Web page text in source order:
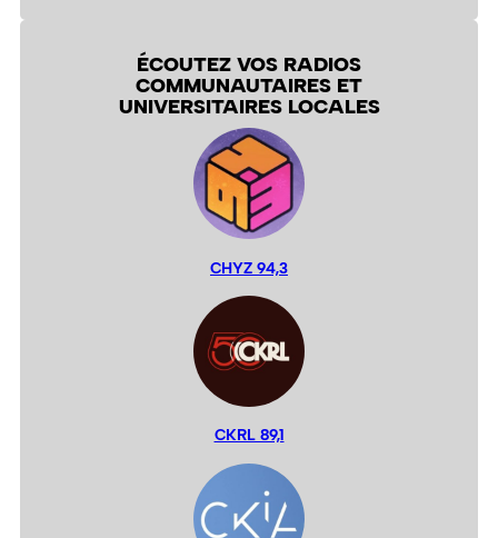
ÉCOUTEZ VOS RADIOS
COMMUNAUTAIRES ET
UNIVERSITAIRES LOCALES
CHYZ 94,3
CKRL 89,1